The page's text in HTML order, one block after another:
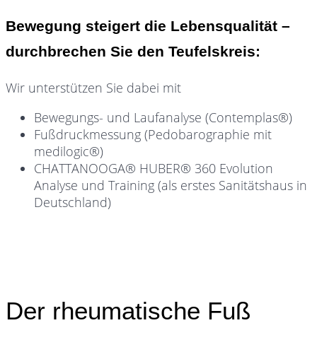
Bewegung steigert die Lebensqualität –
durchbrechen Sie den Teufelskreis:
Wir unterstützen Sie dabei mit
Bewegungs- und Laufanalyse (Contemplas®)
Fußdruckmessung (Pedobarographie mit
medilogic®)
CHATTANOOGA® HUBER® 360 Evolution
Analyse und Training (als erstes Sanitätshaus in
Deutschland)
Der rheumatische Fuß